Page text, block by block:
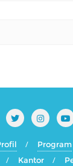
Program
Kantor